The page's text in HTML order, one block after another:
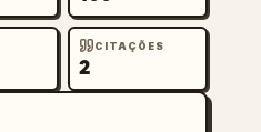
CITAÇÕES
2